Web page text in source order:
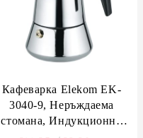
Кафеварка Elekom EK-
3040-9, Неръждаема
стомана, Индукционно